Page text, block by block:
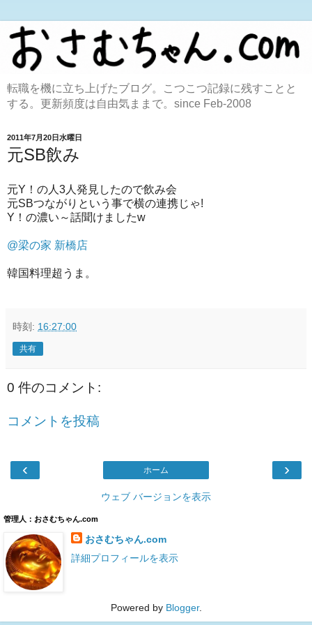
転職を機に立ち上げたブログ。こつこつ記録に残すことと
する。更新頻度は自由気ままで。since Feb-2008
2011年7月20日水曜日
元SB飲み
元Y！の人3人発見したので飲み会
元SBつながりという事で横の連携じゃ!
Y！の濃い～話聞けましたw
@梁の家 新橋店
韓国料理超うま。
時刻: 16:27:00
共有
0 件のコメント:
コメントを投稿
‹ ›
ホーム
ウェブ バージョンを表示
管理人：おさむちゃん.com
おさむちゃん.com
詳細プロフィールを表示
Powered by Blogger.